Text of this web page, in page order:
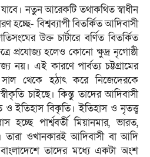
যাবে। নতুন আরেকটি তথাকথিত স্বাধীন
হচ্ছে- বিশ্বব্যাপী বিতর্কিত আদিবাসী
উক্ত চার্টারে বর্ণিত বিতর্কিত
প্রযোজ্য হলেও কোনো ক্ষুদ্র নৃগোষ্ঠী
নয়। এই কারণে পার্বত্য চট্টগ্রামের
থেকে হঠাৎ করে নিজেদেরকে
চাইছে। কিন্তু তাদের আদিবাসী
ও ইতিহাস বিকৃতি। ইতিহাস ও নৃতত্ত্ব
পার্শ্ববর্তী মিয়ানমার, ভারত,
তারা ওখানকারই আদিবাসী বা আদি
বাংলাদেশে তাদের মধ্যে একটা অংশ